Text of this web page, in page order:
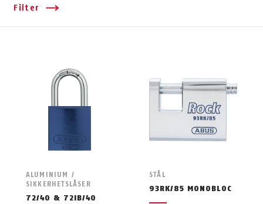
Filter
ALUMINIUM /
SIKKERHETSLÅSER
72/40 & 72IB/40
STÅL
93RK/85 MONOBLOC